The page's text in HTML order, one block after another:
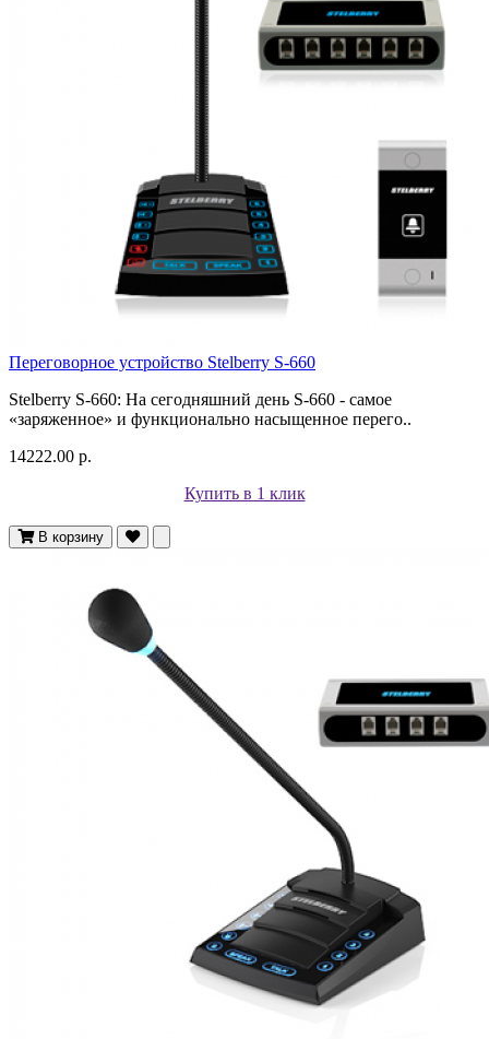
Переговорное устройство Stelberry S-660
Stelberry S-660: На сегодняшний день S-660 - самое
«заряженное» и функционально насыщенное перего..
14222.00 р.
Купить в 1 клик
В корзину